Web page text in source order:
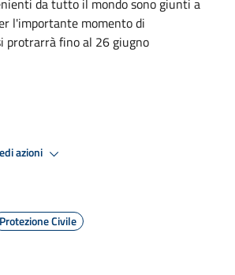
l'importante momento di
protrarrà fino al 26 giugno
azioni
Protezione Civile